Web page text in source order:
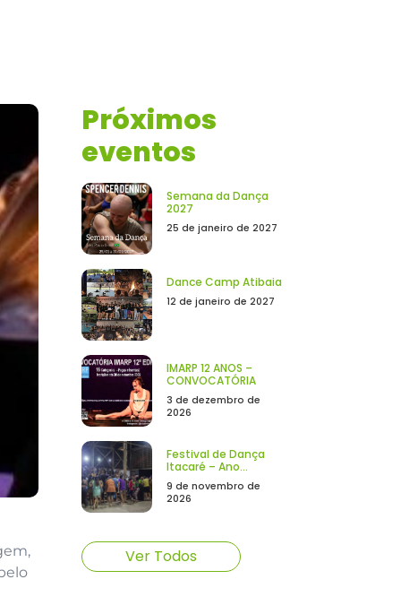
Próximos
eventos
Semana da Dança
2027
25 de janeiro de 2027
Dance Camp Atibaia
12 de janeiro de 2027
IMARP 12 ANOS –
CONVOCATÓRIA
3 de dezembro de
2026
Festival de Dança
Itacaré – Ano...
9 de novembro de
2026
Ver Todos